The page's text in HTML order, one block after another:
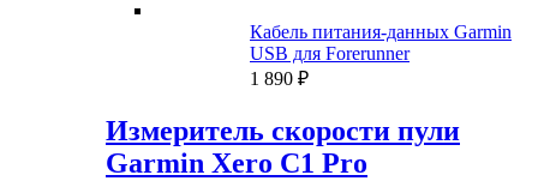
Кабель питания-данных Garmin
USB для Forerunner
1 890 ₽
Измеритель скорости пули
Garmin Xero C1 Pro